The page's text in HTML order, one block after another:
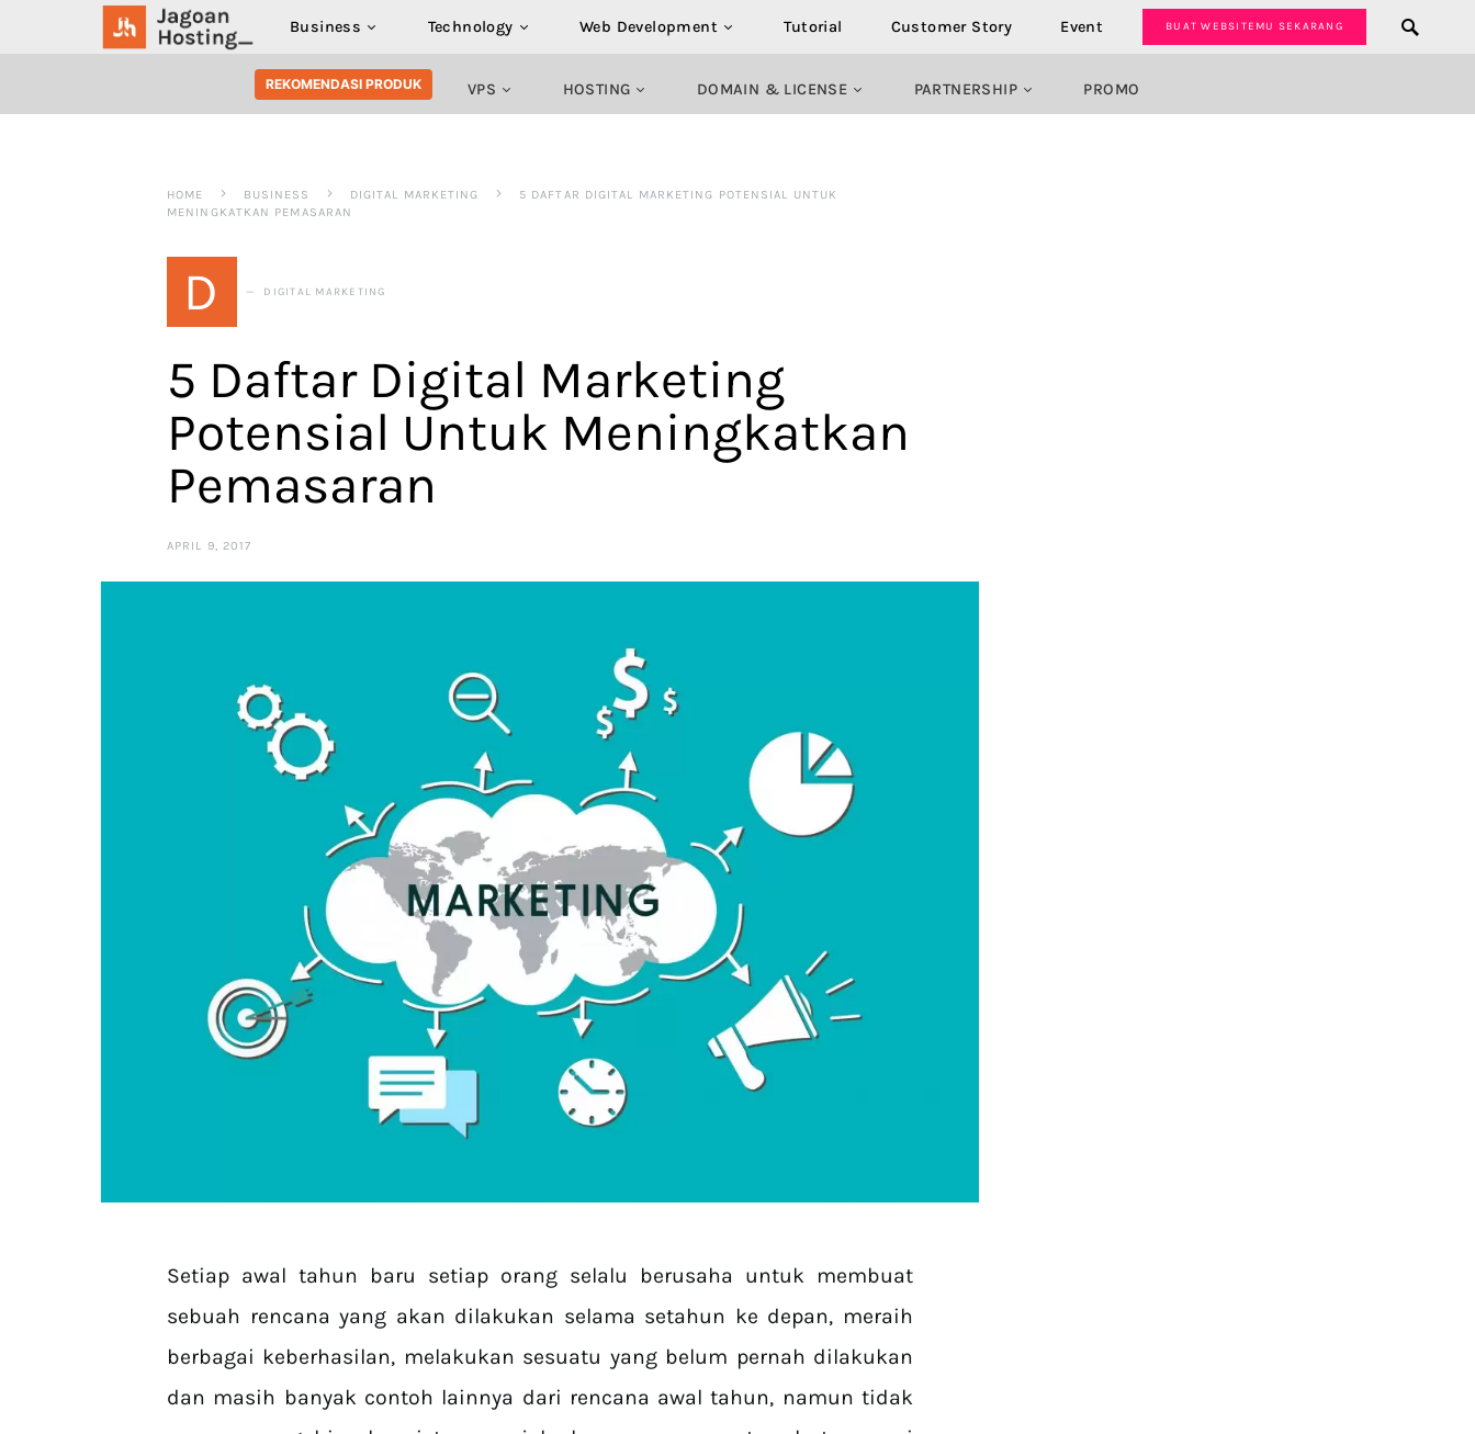
Business Technology Web Development Tutorial Customer Story Event BUAT WEBSITEMU SEKARANG
SEARCH FOR:
REKOMENDASI PRODUK VPS HOSTING DOMAIN & LICENSE PARTNERSHIP PROMO
HOME BUSINESS DIGITAL MARKETING
5 DAFTAR DIGITAL MARKETING POTENSIAL UNTUK
MENINGKATKAN PEMASARAN
D DIGITAL MARKETING
5 Daftar Digital Marketing
Potensial Untuk Meningkatkan
Pemasaran
APRIL 9, 2017
Setiap awal tahun baru setiap orang selalu berusaha untuk membuat
sebuah rencana yang akan dilakukan selama setahun ke depan, meraih
berbagai keberhasilan, melakukan sesuatu yang belum pernah dilakukan
dan masih banyak contoh lainnya dari rencana awal tahun, namun tidak